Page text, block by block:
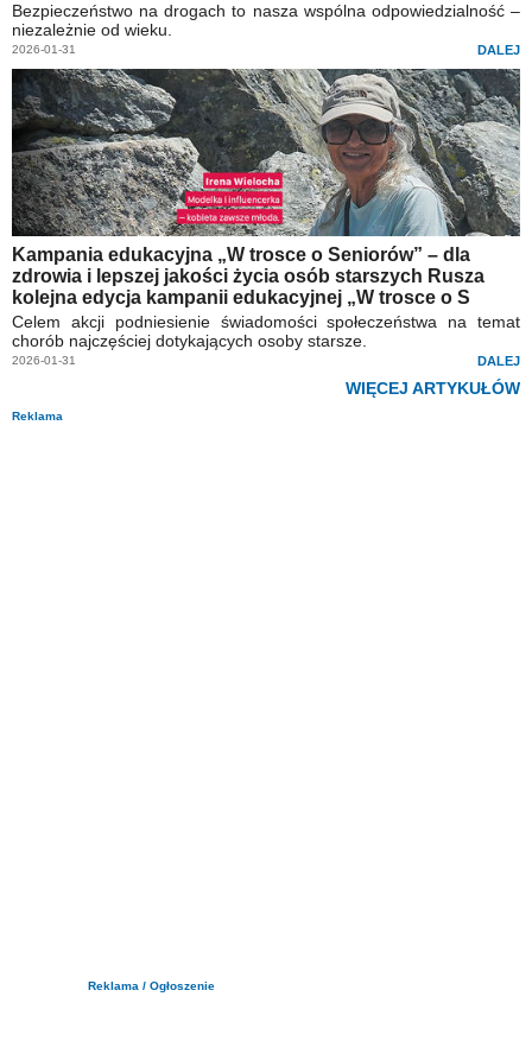
Bezpieczeństwo na drogach to nasza wspólna odpowiedzialność –
niezależnie od wieku.
2026-01-31 DALEJ
Kampania edukacyjna „W trosce o Seniorów” – dla
zdrowia i lepszej jakości życia osób starszych Rusza
kolejna edycja kampanii edukacyjnej „W trosce o S
Celem akcji podniesienie świadomości społeczeństwa na temat
chorób najczęściej dotykających osoby starsze.
2026-01-31 DALEJ
WIĘCEJ ARTYKUŁÓW
Reklama
Reklama / Ogłoszenie